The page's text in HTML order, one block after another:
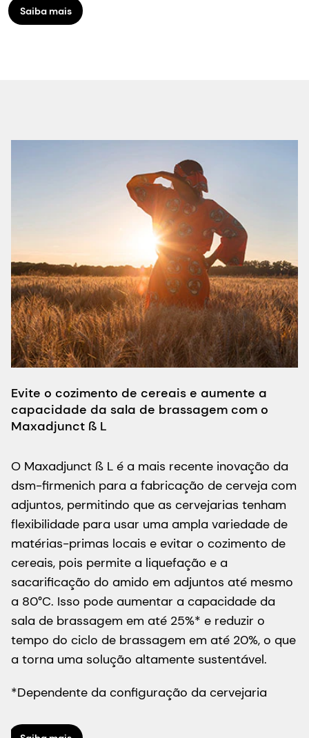
Saiba mais
Evite o cozimento de cereais e aumente a
capacidade da sala de brassagem com o
Maxadjunct ß L
O Maxadjunct ß L é a mais recente inovação da
dsm-firmenich para a fabricação de cerveja com
adjuntos, permitindo que as cervejarias tenham
flexibilidade para usar uma ampla variedade de
matérias-primas locais e evitar o cozimento de
cereais, pois permite a liquefação e a
sacarificação do amido em adjuntos até mesmo
a 80°C. Isso pode aumentar a capacidade da
sala de brassagem em até 25%* e reduzir o
tempo do ciclo de brassagem em até 20%, o que
a torna uma solução altamente sustentável.
*Dependente da configuração da cervejaria